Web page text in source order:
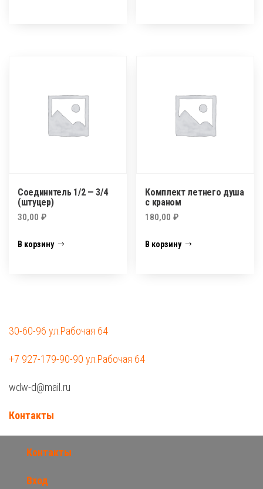
Соединитель 1/2 — 3/4
(штуцер)
30,00 ₽
В корзину
Комплект летнего душа
с краном
180,00₽
В корзину
30-60-96 ул.Рабочая 64
+7 927-179-90-90 ул.Рабочая 64
wdw-d@mail.ru
Контакты
Контакты
Вход